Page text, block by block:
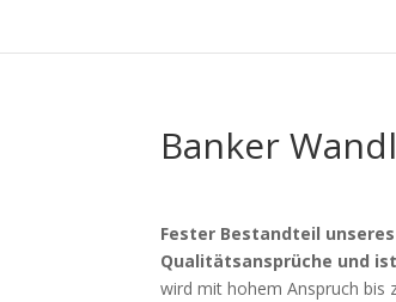
Banker
Fester Bestandteil
Qualitätsansprüche und
wird mit hohem Anspruch bis